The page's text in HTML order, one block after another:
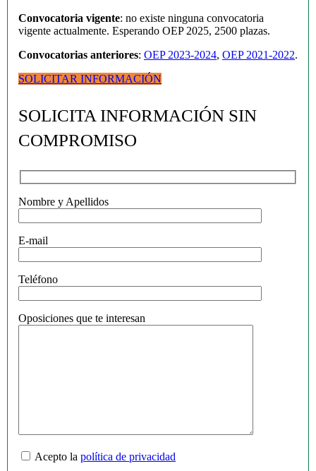
Convocatoria vigente: no existe ninguna convocatoria
vigente actualmente. Esperando OEP 2025, 2500 plazas.
Convocatorias anteriores: OEP 2023-2024, OEP 2021-2022.
SOLICITAR INFORMACIÓN
SOLICITA INFORMACIÓN SIN
COMPROMISO
Nombre y Apellidos
E-mail
Teléfono
Oposiciones que te interesan
Acepto la política de privacidad